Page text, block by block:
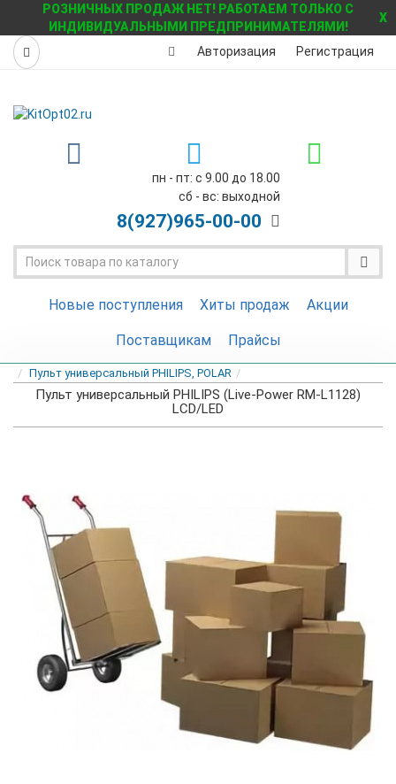
РОЗНИЧНЫХ ПРОДАЖ НЕТ! РАБОТАЕМ ТОЛЬКО С
ИНДИВИДУАЛЬНЫМИ ПРЕДПРИНИМАТЕЛЯМИ!
X
Авторизация Регистрация
пн - пт: с 9.00 до 18.00
сб - вс: выходной
8(927)965-00-00
Новые поступления Хиты продаж Акции
Поставщикам Прайсы
Пульт универсальный PHILIPS, POLAR
Пульт универсальный PHILIPS (Live-Power RM-L1128)
LCD/LED